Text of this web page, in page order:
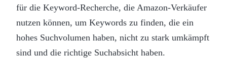
für die Keyword-Recherche, die Amazon-Verkäufer
nutzen können, um Keywords zu finden, die ein
hohes Suchvolumen haben, nicht zu stark umkämpft
sind und die richtige Suchabsicht haben.